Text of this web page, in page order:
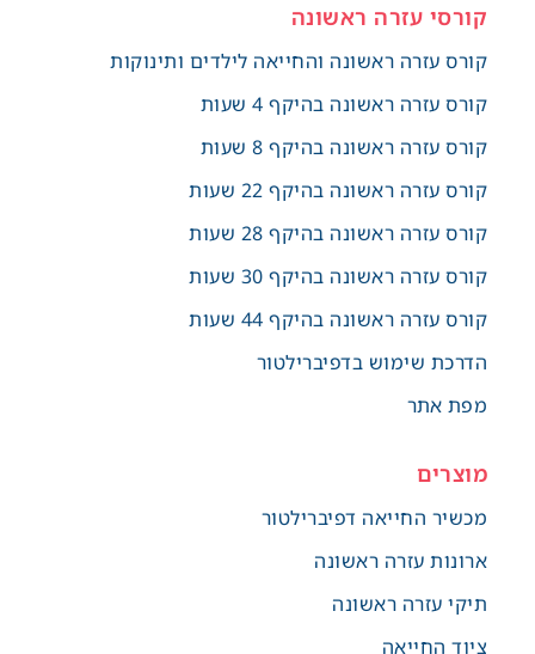
קורסי עזרה ראשונה
קורס עזרה ראשונה והחייאה לילדים ותינוקות
קורס עזרה ראשונה בהיקף 4 שעות
קורס עזרה ראשונה בהיקף 8 שעות
קורס עזרה ראשונה בהיקף 22 שעות
קורס עזרה ראשונה בהיקף 28 שעות
קורס עזרה ראשונה בהיקף 30 שעות
קורס עזרה ראשונה בהיקף 44 שעות
הדרכת שימוש בדפיברילטור
מפת אתר
מוצרים
מכשיר החייאה דפיברילטור
ארונות עזרה ראשונה
תיקי עזרה ראשונה
ציוד החייאה